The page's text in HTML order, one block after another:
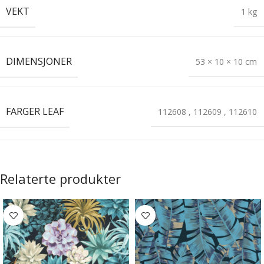
VEKT 1 kg
DIMENSJONER 53 × 10 × 10 cm
FARGER LEAF 112608 , 112609 , 112610
Relaterte produkter